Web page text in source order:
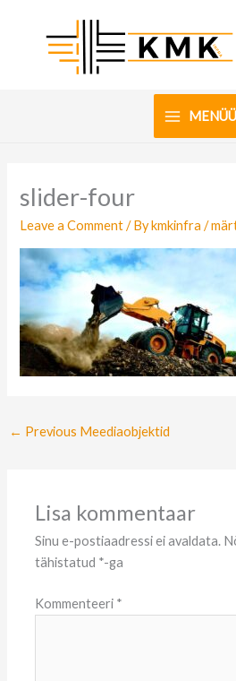
MENÜÜ
slider-four
Leave a Comment / Bykmkinfra/
← Previous Meediaobjektid
Lisa kommentaar
Sinu e-postiaadressi ei avaldata.
tähistatud *-ga
Kommenteeri *